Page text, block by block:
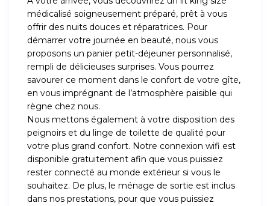
médicalisé soigneusement préparé, prêt à vous
offrir des nuits douces et réparatrices. Pour
démarrer votre journée en beauté, nous vous
proposons un panier petit-déjeuner personnalisé,
rempli de délicieuses surprises. Vous pourrez
savourer ce moment dans le confort de votre gîte,
en vous imprégnant de l’atmosphère paisible qui
règne chez nous.
Nous mettons également à votre disposition des
peignoirs et du linge de toilette de qualité pour
votre plus grand confort. Notre connexion wifi est
disponible gratuitement afin que vous puissiez
rester connecté au monde extérieur si vous le
souhaitez. De plus, le ménage de sortie est inclus
dans nos prestations, pour que vous puissiez